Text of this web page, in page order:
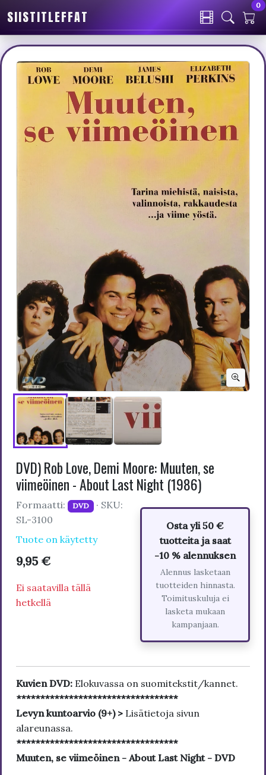
SIISTITLEFFAT
0
DVD) Rob Love, Demi Moore: Muuten, se
viimeöinen - About Last Night (1986)
Formaatti: DVD · SKU:
SL-3100
Tuote on käytetty
9,95 €
Ei saatavilla tällä
hetkellä
Osta yli 50 €
tuotteita ja saat
-10 % alennuksen
Alennus lasketaan
tuotteiden hinnasta.
Toimituskuluja ei
lasketa mukaan
kampanjaan.
Kuvien DVD: Elokuvassa on suomitekstit/kannet.
**********************************
Levyn kuntoarvio (9+) > Lisätietoja sivun
alareunassa.
**********************************
Muuten, se viimeöinen - About Last Night - DVD